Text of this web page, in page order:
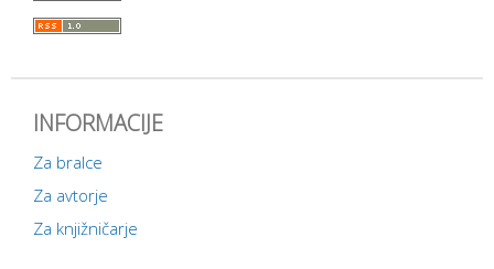
INFORMACIJE
Za bralce
Za avtorje
Za knjižničarje